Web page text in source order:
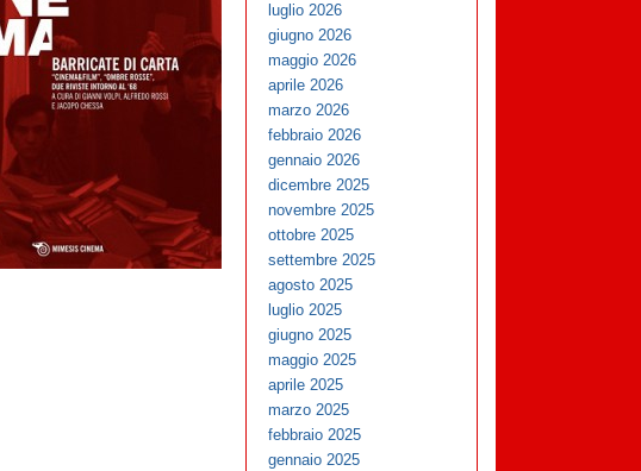
luglio 2026
giugno 2026
maggio 2026
aprile 2026
marzo 2026
febbraio 2026
gennaio 2026
dicembre 2025
novembre 2025
ottobre 2025
settembre 2025
agosto 2025
luglio 2025
giugno 2025
maggio 2025
aprile 2025
marzo 2025
febbraio 2025
gennaio 2025